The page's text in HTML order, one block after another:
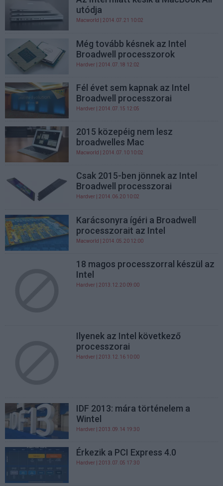
utódja
Macworld | 2014.07.21 10:02
Még tovább késnek az Intel
Broadwell processzorok
Hardver | 2014.07.18 12:02
Fél évet sem kapnak az Intel
Broadwell processzorai
Hardver | 2014.07.15 12:05
2015 közepéig nem lesz
broadwelles Mac
Macworld | 2014.07.10 10:02
Csak 2015-ben jönnek az Intel
Broadwell processzorai
Hardver | 2014.06.20 10:02
Karácsonyra ígéri a Broadwell
processzorait az Intel
Macworld | 2014.05.20 12:00
18 magos processzorral készül az
Intel
Hardver | 2013.12.20 09:00
Ilyenek az Intel következő
processzorai
Hardver | 2013.12.16 10:00
IDF 2013: mára történelem a
Wintel
Hardver | 2013.09.14 19:30
Érkezik a PCI Express 4.0
Hardver | 2013.07.05 17:30